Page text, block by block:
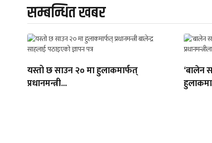
सम्बन्धित खबर
यस्तो छ साउन २० मा हुलाकमार्फत्
प्रधानमन्त्री...
‘बालेन